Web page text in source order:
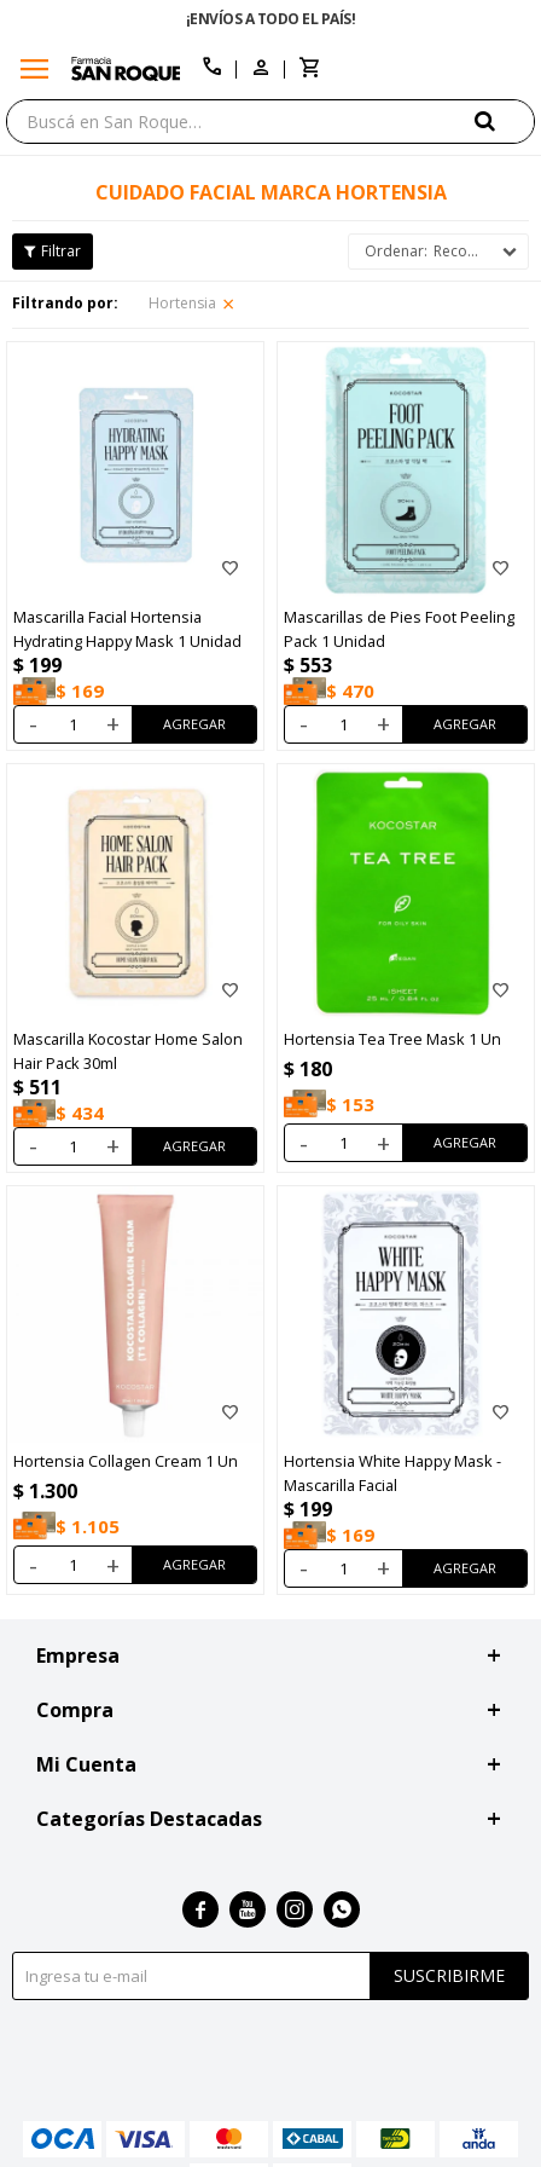
¡ENVÍOS A TODO EL PAÍS!
menu call
CUIDADO FACIAL MARCA HORTENSIA
Recomendados
Filtrando por: Hortensia
Mascarilla Facial Hortensia
Hydrating Happy Mask 1 Unidad
$ 199
$ 169
- +
Mascarillas de Pies Foot Peeling
Pack 1 Unidad
$ 553
$ 470
- +
Mascarilla Kocostar Home Salon
Hair Pack 30ml
$ 511
$ 434
- +
Hortensia Tea Tree Mask 1 Un
$ 180
$ 153
- +
Hortensia Collagen Cream 1 Un
$ 1.300
$ 1.105
- +
Hortensia White Happy Mask -
Mascarilla Facial
$ 199
$ 169
- +
Empresa
Compra
Mi Cuenta
Categorías Destacadas
SUSCRIBIRME
   
close